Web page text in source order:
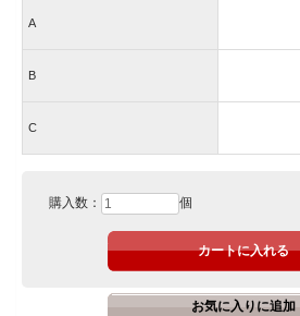
A
B
C
購入数： 個